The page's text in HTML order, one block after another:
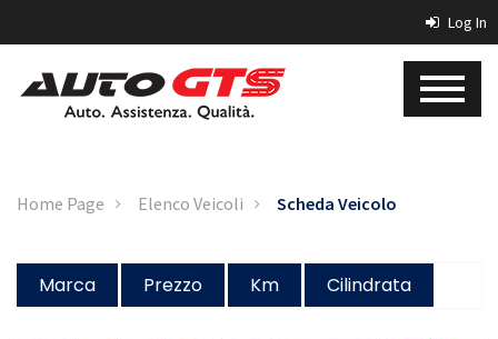
Log In
Home Page Elenco Veicoli Scheda Veicolo
Marca Prezzo Km Cilindrata